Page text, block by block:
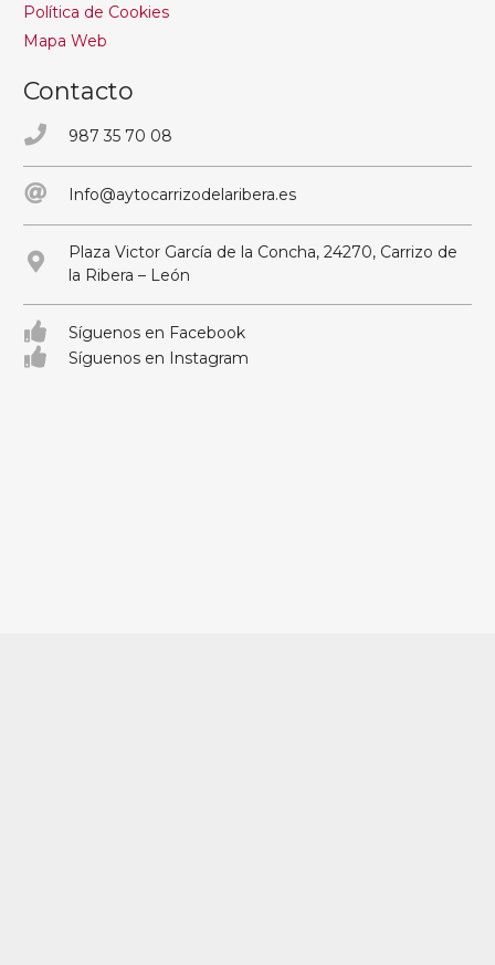
Política de Cookies
Mapa Web
Contacto
987 35 70 08
Info@aytocarrizodelaribera.es
Plaza Victor García de la Concha, 24270, Carrizo de
la Ribera – León
Síguenos en Facebook
Síguenos en Instagram